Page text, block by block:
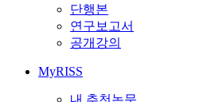
단행본
연구보고서
공개강의
MyRISS
내 추천논문